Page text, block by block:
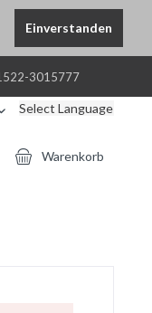
Einverstanden
3015777
Select Language
Warenkorb